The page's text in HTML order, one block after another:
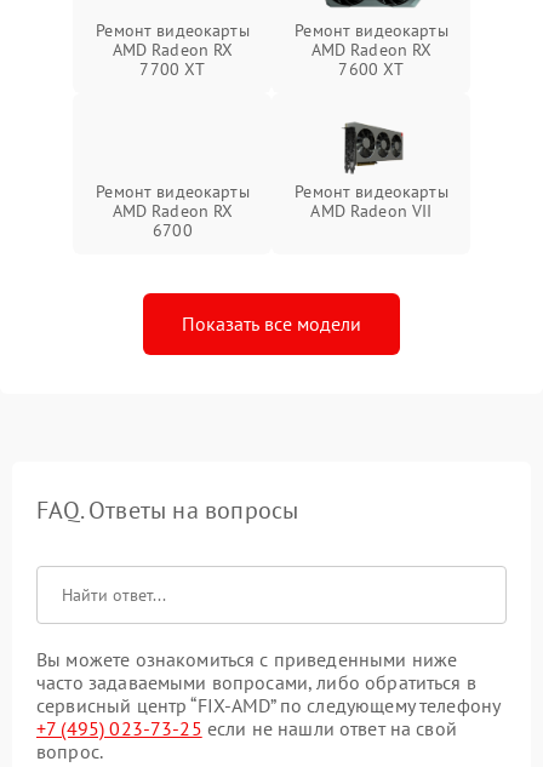
Ремонт видеокарты
AMD Radeon RX
7700 XT
Ремонт видеокарты
AMD Radeon RX
7600 XT
Ремонт видеокарты
AMD Radeon RX
6700
Ремонт видеокарты
AMD Radeon VII
Показать все модели
FAQ. Ответы на вопросы
Вы можете ознакомиться с приведенными ниже
часто задаваемыми вопросами, либо обратиться в
сервисный центр “FIX-AMD” по следующему телефону
+7 (495) 023-73-25 если не нашли ответ на свой
вопрос.